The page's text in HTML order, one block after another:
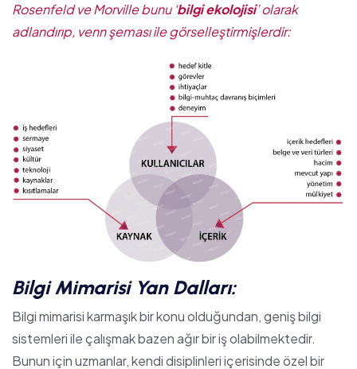
Rosenfeld ve Morville bunu ‘bilgi ekolojisi’ olarak
adlandırıp, venn şeması ile görselleştirmişlerdir:
Bilgi Mimarisi Yan Dalları:
Bilgi mimarisi karmaşık bir konu olduğundan, geniş bilgi
sistemleri ile çalışmak bazen ağır bir iş olabilmektedir.
Bunun için uzmanlar, kendi disiplinleri içerisinde özel bir